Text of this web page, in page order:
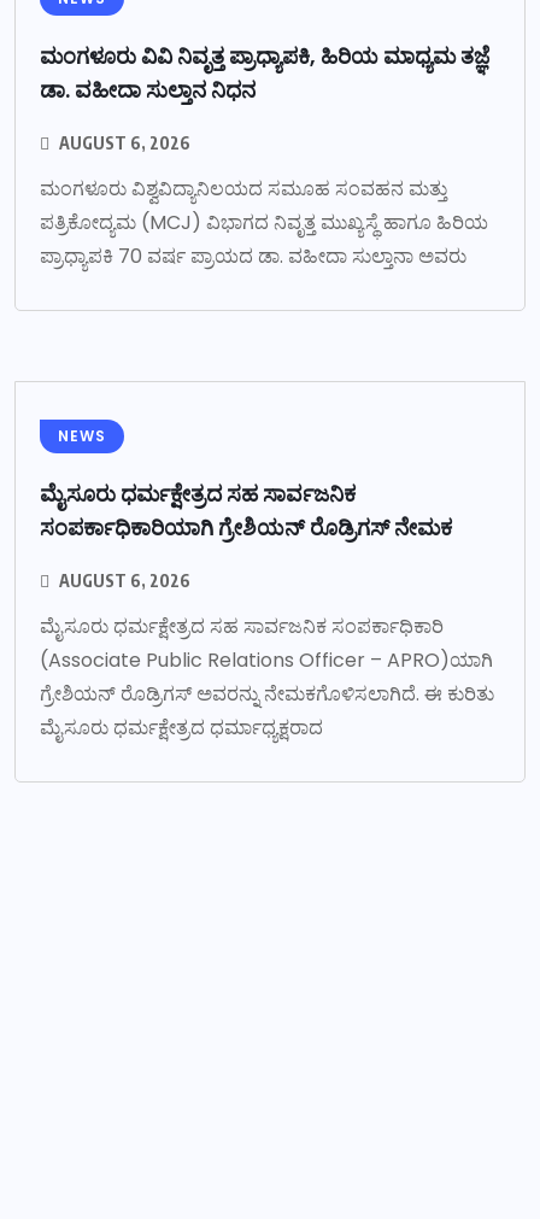
ಮಂಗಳೂರು ವಿವಿ ನಿವೃತ್ತ ಪ್ರಾಧ್ಯಾಪಕಿ, ಹಿರಿಯ ಮಾಧ್ಯಮ ತಜ್ಞೆ
ಡಾ. ವಹೀದಾ ಸುಲ್ತಾನ ನಿಧನ
AUGUST 6, 2026
ಮಂಗಳೂರು ವಿಶ್ವವಿದ್ಯಾನಿಲಯದ ಸಮೂಹ ಸಂವಹನ ಮತ್ತು
ಪತ್ರಿಕೋದ್ಯಮ (MCJ) ವಿಭಾಗದ ನಿವೃತ್ತ ಮುಖ್ಯಸ್ಥೆ ಹಾಗೂ ಹಿರಿಯ
ಪ್ರಾಧ್ಯಾಪಕಿ 70 ವರ್ಷ ಪ್ರಾಯದ ಡಾ. ವಹೀದಾ ಸುಲ್ತಾನಾ ಅವರು
NEWS
ಮೈಸೂರು ಧರ್ಮಕ್ಷೇತ್ರದ ಸಹ ಸಾರ್ವಜನಿಕ
ಸಂಪರ್ಕಾಧಿಕಾರಿಯಾಗಿ ಗ್ರೇಶಿಯನ್ ರೊಡ್ರಿಗಸ್ ನೇಮಕ
AUGUST 6, 2026
ಮೈಸೂರು ಧರ್ಮಕ್ಷೇತ್ರದ ಸಹ ಸಾರ್ವಜನಿಕ ಸಂಪರ್ಕಾಧಿಕಾರಿ
(Associate Public Relations Officer – APRO)ಯಾಗಿ
ಗ್ರೇಶಿಯನ್ ರೊಡ್ರಿಗಸ್ ಅವರನ್ನು ನೇಮಕಗೊಳಿಸಲಾಗಿದೆ. ಈ ಕುರಿತು
ಮೈಸೂರು ಧರ್ಮಕ್ಷೇತ್ರದ ಧರ್ಮಾಧ್ಯಕ್ಷರಾದ